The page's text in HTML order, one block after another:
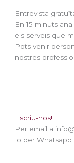
Entrevista
En 15 minuts
els serveis que
Pots venir
nostres
Escriu-nos!
Per email a
o per Whatsapp